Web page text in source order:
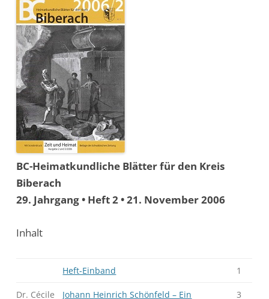
BC-Heimatkundliche Blätter für den Kreis
Biberach
29. Jahrgang • Heft 2 • 21. November 2006
Inhalt
Heft-Einband 1
Dr. Cécile
Johann Heinrich Schönfeld – Ein
3